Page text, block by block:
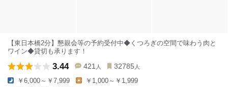
【東日本橋2分】懇親会等の予約受付中◆くつろぎの空間で味わう肉と
ワイン◆貸切も承ります！
3.44 421 人 32785 人
￥6,000～￥7,999 ￥1,000～￥1,999